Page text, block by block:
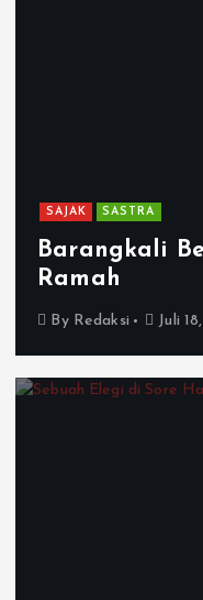
SAJAK SASTRA
Barangkali
Ramah
By Redaksi Juli